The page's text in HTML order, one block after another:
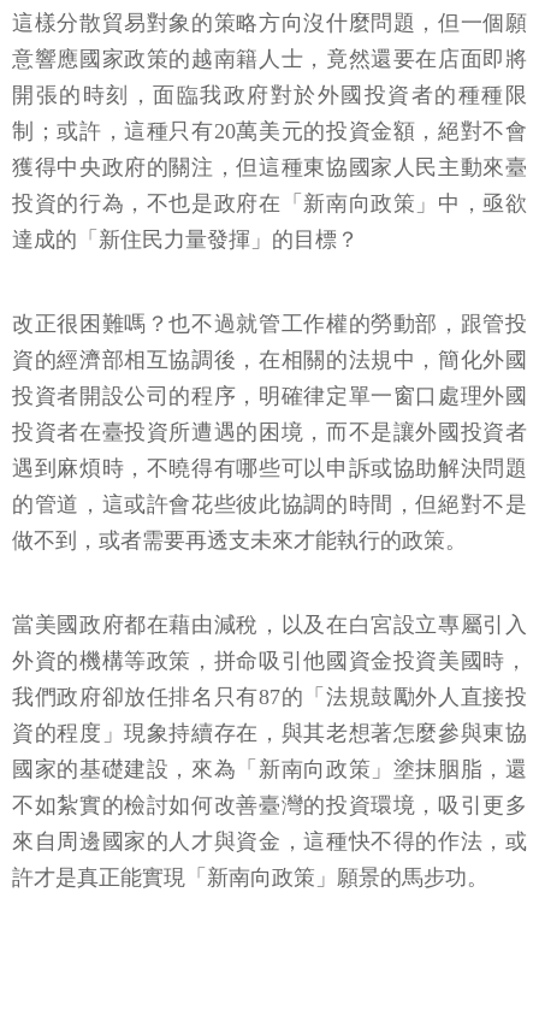
這樣分散貿易對象的策略方向沒什麼問題，但一個願
意響應國家政策的越南籍人士，竟然還要在店面即將
開張的時刻，面臨我政府對於外國投資者的種種限
制；或許，這種只有20萬美元的投資金額，絕對不會
獲得中央政府的關注，但這種東協國家人民主動來臺
投資的行為，不也是政府在「新南向政策」中，亟欲
達成的「新住民力量發揮」的目標？
改正很困難嗎？也不過就管工作權的勞動部，跟管投
資的經濟部相互協調後，在相關的法規中，簡化外國
投資者開設公司的程序，明確律定單一窗口處理外國
投資者在臺投資所遭遇的困境，而不是讓外國投資者
遇到麻煩時，不曉得有哪些可以申訴或協助解決問題
的管道，這或許會花些彼此協調的時間，但絕對不是
做不到，或者需要再透支未來才能執行的政策。
當美國政府都在藉由減稅，以及在白宮設立專屬引入
外資的機構等政策，拼命吸引他國資金投資美國時，
我們政府卻放任排名只有87的「法規鼓勵外人直接投
資的程度」現象持續存在，與其老想著怎麼參與東協
國家的基礎建設，來為「新南向政策」塗抹胭脂，還
不如紮實的檢討如何改善臺灣的投資環境，吸引更多
來自周邊國家的人才與資金，這種快不得的作法，或
許才是真正能實現「新南向政策」願景的馬步功。